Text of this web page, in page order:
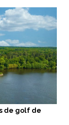
de golf de